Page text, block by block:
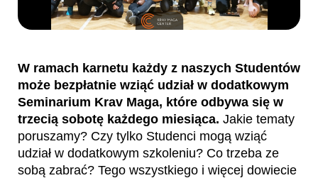
W ramach karnetu każdy z naszych Studentów
może bezpłatnie wziąć udział w dodatkowym
Seminarium Krav Maga, które odbywa się w
trzecią sobotę każdego miesiąca. Jakie tematy
poruszamy? Czy tylko Studenci mogą wziąć
udział w dodatkowym szkoleniu? Co trzeba ze
sobą zabrać? Tego wszystkiego i więcej dowiecie